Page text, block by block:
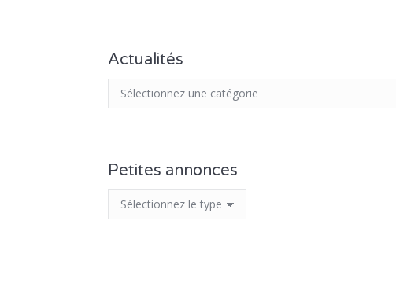
Actualités
Petites annonces